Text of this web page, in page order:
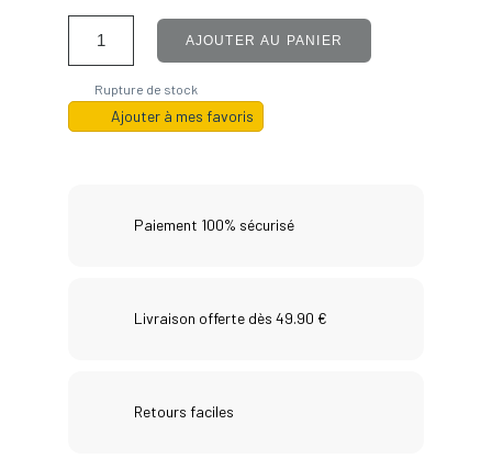
AJOUTER AU PANIER
Rupture de stock
Ajouter à mes favoris
Paiement 100% sécurisé
Livraison offerte dès 49.90 €
Retours faciles